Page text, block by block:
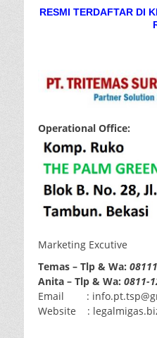
RESMI TERDAFTAR DI
Operational Office:
Marketing Excutive
Temas – Tlp & Wa:
Anita – Tlp & Wa: 0811-
Email :
Website :